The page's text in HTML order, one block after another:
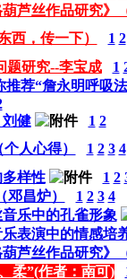
芦丝作品研究》
西，传一下）
1 2
题研究--李宝成
1
荐“詹永明呼吸
刘健
1 2
人心得）
1 2 3 4
样性
1 2
昌炉）
1 2 3 4
乐中的孔雀形象
表演中的情感培
芦丝作品研究》
柔”(作者：南可)